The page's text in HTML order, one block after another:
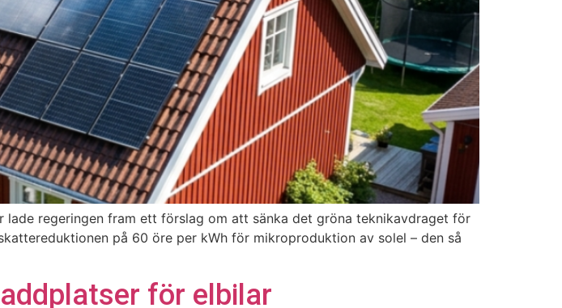
regeringen fram ett förslag om att sänka det gröna teknikavdraget för
på 60 öre per kWh för mikroproduktion av solel – den så
för elbilar